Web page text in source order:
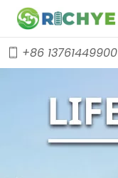
+86 13761449900